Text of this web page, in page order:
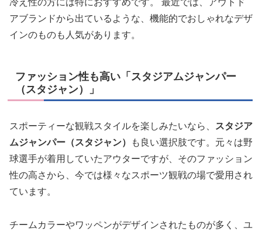
アブランドから出ているような、機能的でおしゃれなデザ
インのものも人気があります。
ファッション性も高い「スタジアムジャンパー
（スタジャン）」
スポーティーな観戦スタイルを楽しみたいなら、
スタジア
ムジャンパー（スタジャン）
も良い選択肢です。元々は野
球選手が着用していたアウターですが、そのファッション
性の高さから、今では様々なスポーツ観戦の場で愛用され
ています。
チームカラーやワッペンがデザインされたものが多く、ユ